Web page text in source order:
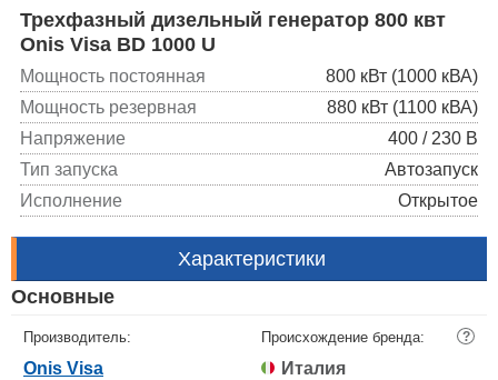
Трехфазный дизельный генератор 800 квт
Onis Visa BD 1000 U
Мощность постоянная
800 кВт (1000 кВА)
Мощность резервная
880 кВт (1100 кВА)
Напряжение
400 / 230 В
Тип запуска
Автозапуск
Исполнение
Открытое
Характеристики
Основные
Производитель:
Onis Visa
Происхождение бренда: ?
Италия